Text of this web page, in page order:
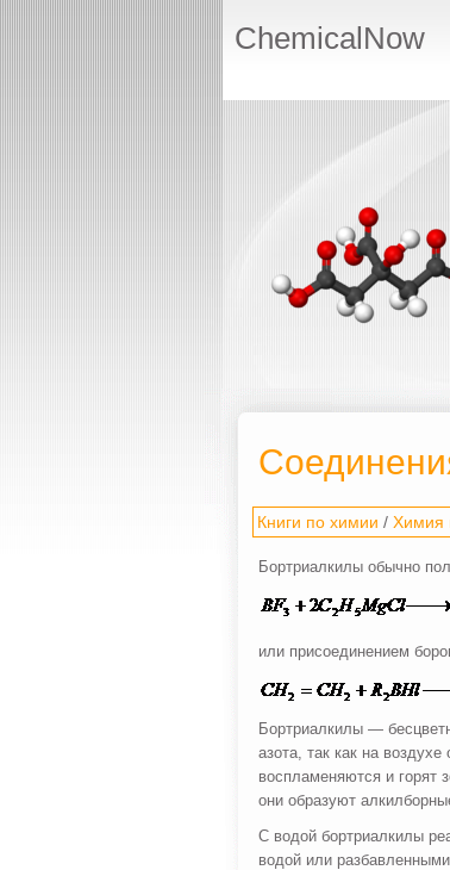
ChemicalNow
Книги по химии / Химия
Бортриалкилы обычно
или присоединением
Бортриалкилы —
азота, так как на
воспламеняются и горят
они образуют
С водой бортриалкилы
водой или